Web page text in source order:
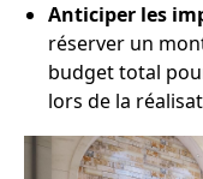
Anticiper les
réserver un
budget total
lors de la